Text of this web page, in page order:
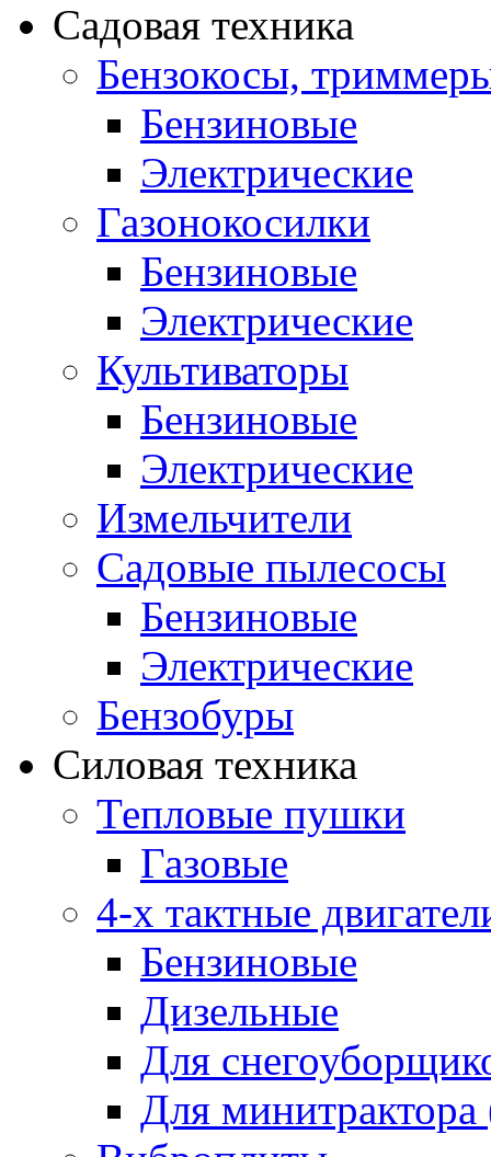
Садовая техника
Бензокосы,
Бензиновые
Электрические
Газонокосилки
Бензиновые
Электрические
Культиваторы
Бензиновые
Электрические
Измельчители
Садовые пылесосы
Бензиновые
Электрические
Бензобуры
Силовая техника
Тепловые пушки
Газовые
4-х тактные
Бензиновые
Дизельные
Для
Для минитрактора